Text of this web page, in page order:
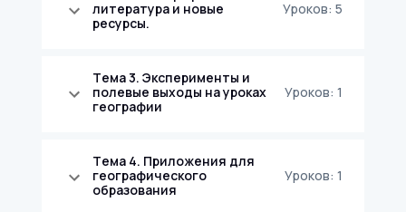
литература и новые
ресурсы.
Уроков: 5
Тема 3. Эксперименты и
полевые выходы на уроках
географии
Уроков: 1
Тема 4. Приложения для
географического
образования
Уроков: 1